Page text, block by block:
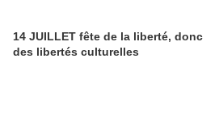
14 JUILLET fête de la liberté, donc
des libertés culturelles